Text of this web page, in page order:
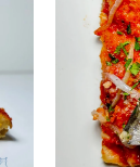
gourmet